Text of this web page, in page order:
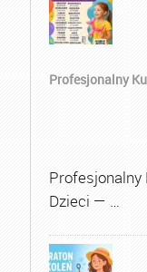
Profesjonalny
Profesjonalny
Dzieci — …